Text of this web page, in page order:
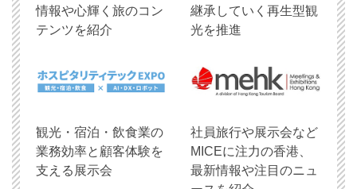
情報や心輝く旅のコン
テンツを紹介
継承していく再生型観
光を推進
観光・宿泊・飲食業の
業務効率と顧客体験を
支える展示会
社員旅行や展示会など
MICEに注力の香港、
最新情報や注目のニュ